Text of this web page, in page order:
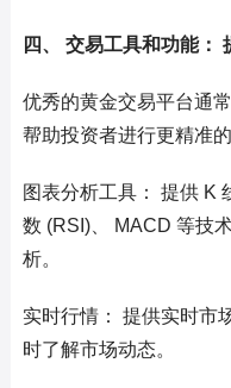
四、 交易工具和功能：
优秀的黄金交易平台通
帮助投资者进行更精准的
图表分析工具： 提供 K
数 (RSI)、 MACD 等技
析。
实时行情： 提供实时市
时了解市场动态。